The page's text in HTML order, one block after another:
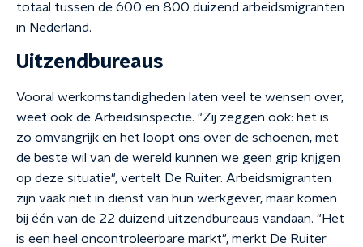
totaal tussen de 600 en 800 duizend arbeidsmigranten
in Nederland.
Uitzendbureaus
Vooral werkomstandigheden laten veel te wensen over,
weet ook de Arbeidsinspectie. "Zij zeggen ook: het is
zo omvangrijk en het loopt ons over de schoenen, met
de beste wil van de wereld kunnen we geen grip krijgen
op deze situatie", vertelt De Ruiter. Arbeidsmigranten
zijn vaak niet in dienst van hun werkgever, maar komen
bij één van de 22 duizend uitzendbureaus vandaan. "Het
is een heel oncontroleerbare markt", merkt De Ruiter